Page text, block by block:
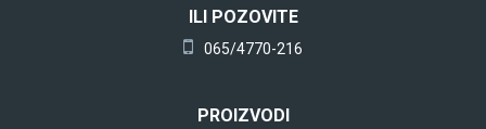
ILI POZOVITE
065/4770-216
PROIZVODI